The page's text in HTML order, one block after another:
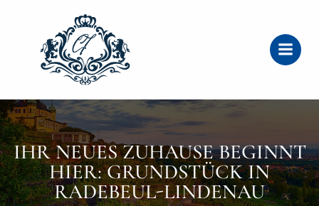
IHR NEUES ZUHAUSE BEGINNT
HIER: GRUNDSTÜCK IN
RADEBEUL-LINDENAU